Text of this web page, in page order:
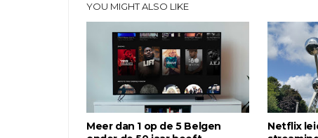
YOU MIGHT ALSO LIKE
Meer dan 1 op de 5 Belgen
Netflix